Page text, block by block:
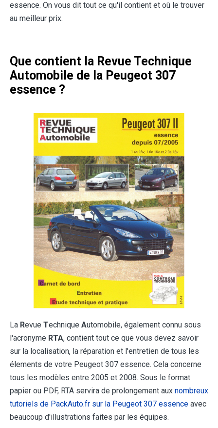
essence. On vous dit tout ce qu'il contient et où le trouver
au meilleur prix.
Que contient la Revue Technique
Automobile de la Peugeot 307
essence ?
La Revue Technique Automobile, également connu sous
l'acronyme RTA, contient tout ce que vous devez savoir
sur la localisation, la réparation et l'entretien de tous les
élements de votre Peugeot 307 essence. Cela concerne
tous les modèles entre 2005 et 2008. Sous le format
papier ou PDF, RTA servira de prolongement aux nombreux
tutoriels de PackAuto.fr sur la Peugeot 307 essence avec
beaucoup d'illustrations faites par les équipes.